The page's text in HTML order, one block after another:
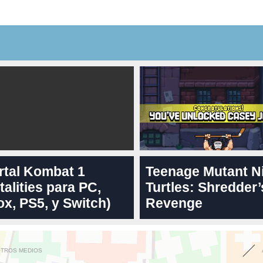
Kombat 1
para PC,
PS5, y Switch)
Teenage Mutant
Turtles:
Revenge
MEDIOS